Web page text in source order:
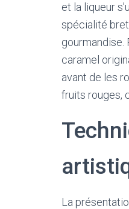
et la liqueur
spécialité
gourmandise.
caramel
avant de les
fruits rouges,
La